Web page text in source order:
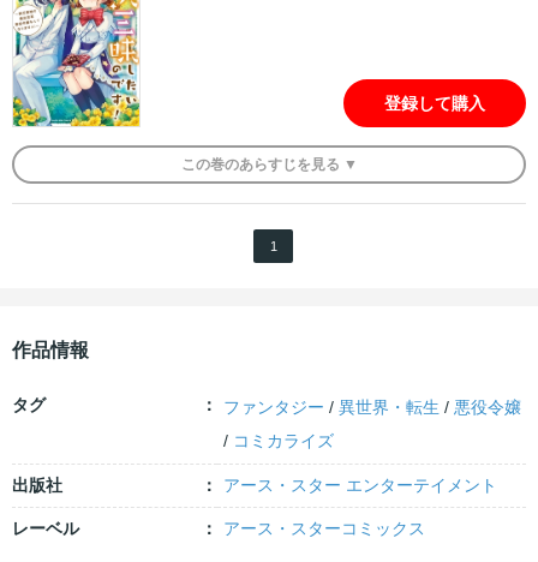
登録して購入
この巻のあらすじを 見る ▼
1
作品情報
タグ ファンタジー /異世界・転生 / 悪役令嬢
/ コミカライズ
出版社 アース・スター エンターテイメント
レーベル アース・スターコミックス